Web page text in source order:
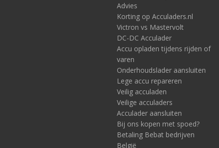
Advies
Korting op Acculaders.nl
Victron vs Mastervolt
DC-DC Acculader
Accu opladen tijdens rijden of
varen
Onderhoudslader aansluiten
Lege accu repareren
Veilig acculaden
Veilige acculaders
Acculader aansluiten
Bij ons kopen met spoed?
Betaling Bebat bedrijven
België